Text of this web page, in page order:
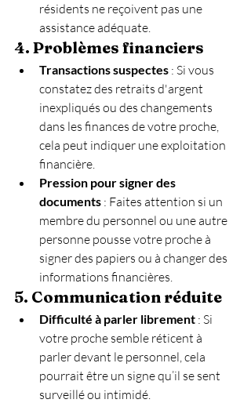
résidents ne reçoivent pas une
assistance adéquate.
4. Problèmes financiers
Transactions suspectes : Si vous
constatez des retraits d'argent
inexpliqués ou des changements
dans les finances de votre proche,
cela peut indiquer une exploitation
financière.
Pression pour signer des
documents : Faites attention si un
membre du personnel ou une autre
personne pousse votre proche à
signer des papiers ou à changer des
informations financières.
5. Communication réduite
Difficulté à parler librement : Si
votre proche semble réticent à
parler devant le personnel, cela
pourrait être un signe qu’il se sent
surveillé ou intimidé.